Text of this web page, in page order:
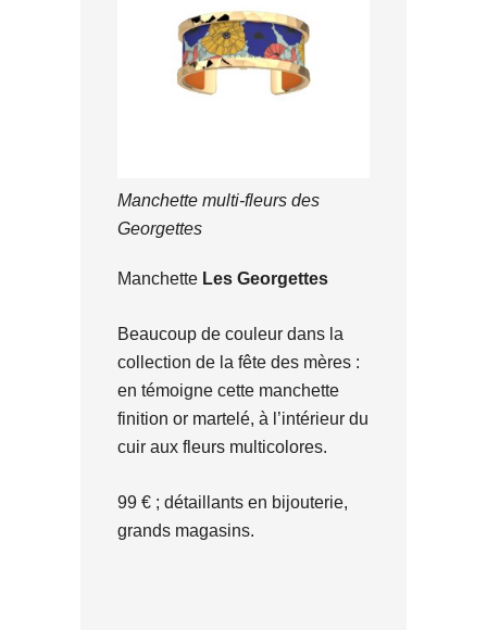
Manchette multi-fleurs des
Georgettes
Manchette Les Georgettes
Beaucoup de couleur dans la
collection de la fête des mères :
en témoigne cette manchette
finition or martelé, à l’intérieur du
cuir aux fleurs multicolores.
99 € ; détaillants en bijouterie,
grands magasins.